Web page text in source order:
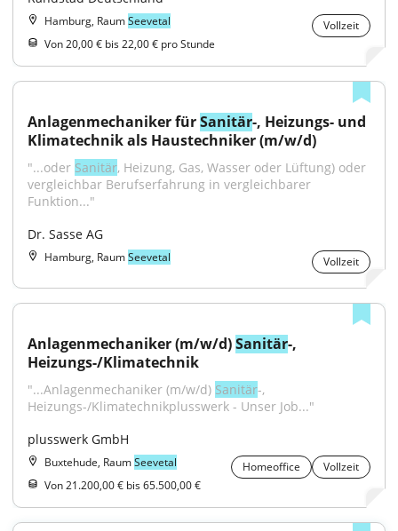
Hamburg, RaumSeevetal
Vollzeit
Von 20,00 € bis 22,00 € pro Stunde
Anlagenmechaniker für Sanitär-, Heizungs- und
Klimatechnik als Haustechniker (m/w/d)
"...oder Sanitär, Heizung, Gas, Wasser oder Lüftung) oder
vergleichbar Berufserfahrung in vergleichbarer
Funktion..."
Dr. Sasse AG
Hamburg, RaumSeevetal Vollzeit
Anlagenmechaniker (m/w/d) Sanitär-,
Heizungs-/Klimatechnik
"...Anlagenmechaniker (m/w/d) Sanitär-,
Heizungs-/Klimatechnikplusswerk - Unser Job..."
plusswerk GmbH
Buxtehude, RaumSeevetal Homeoffice
Vollzeit
Von 21.200,00 € bis 65.500,00 €